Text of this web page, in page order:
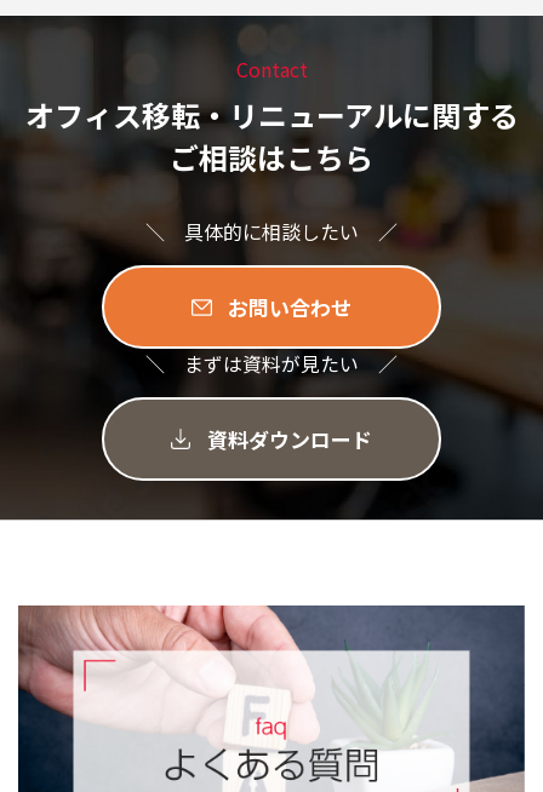
Contact
オフィス移転・リニューアルに関する
ご相談はこちら
＼ 具体的に相談したい ／
お問い合わせ
＼ まずは資料が見たい ／
資料ダウンロード